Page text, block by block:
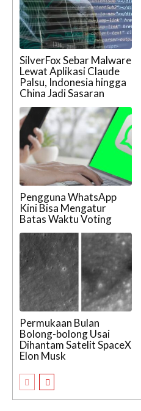
SilverFox Sebar Malware
Lewat Aplikasi Claude
Palsu, Indonesia hingga
China Jadi Sasaran
Pengguna WhatsApp
Kini Bisa Mengatur
Batas Waktu Voting
Permukaan Bulan
Bolong-bolong Usai
Dihantam Satelit SpaceX
Elon Musk